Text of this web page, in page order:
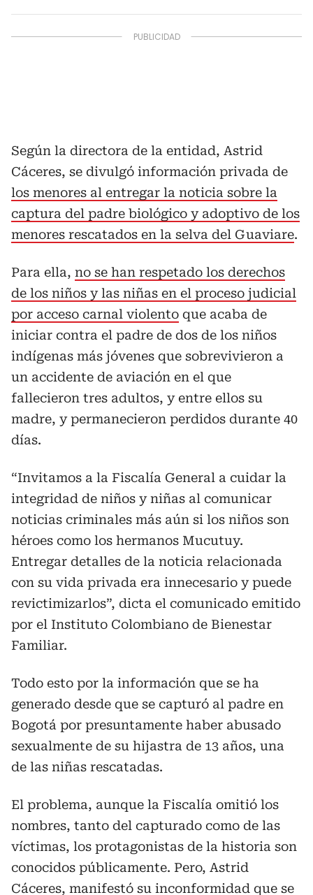
Según la directora de la entidad, Astrid
Cáceres, se divulgó información privada de
los menores al entregar la noticia sobre la
captura del padre biológico y adoptivo de los
menores rescatados en la selva del Guaviare.
Para ella, no se han respetado los derechos
de los niños y las niñas en el proceso judicial
por acceso carnal violento que acaba de
iniciar contra el padre de dos de los niños
indígenas más jóvenes que sobrevivieron a
un accidente de aviación en el que
fallecieron tres adultos, y entre ellos su
madre, y permanecieron perdidos durante 40
días.
“Invitamos a la Fiscalía General a cuidar la
integridad de niños y niñas al comunicar
noticias criminales más aún si los niños son
héroes como los hermanos Mucutuy.
Entregar detalles de la noticia relacionada
con su vida privada era innecesario y puede
revictimizarlos”, dicta el comunicado emitido
por el Instituto Colombiano de Bienestar
Familiar.
Todo esto por la información que se ha
generado desde que se capturó al padre en
Bogotá por presuntamente haber abusado
sexualmente de su hijastra de 13 años, una
de las niñas rescatadas.
El problema, aunque la Fiscalía omitió los
nombres, tanto del capturado como de las
víctimas, los protagonistas de la historia son
conocidos públicamente. Pero, Astrid
Cáceres, manifestó su inconformidad que se